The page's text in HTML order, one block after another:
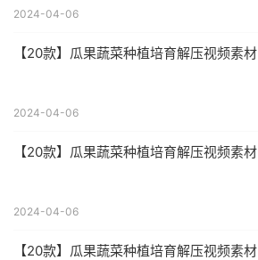
2024-04-06
【20款】瓜果蔬菜种植培育解压视频素材
2024-04-06
【20款】瓜果蔬菜种植培育解压视频素材
2024-04-06
【20款】瓜果蔬菜种植培育解压视频素材